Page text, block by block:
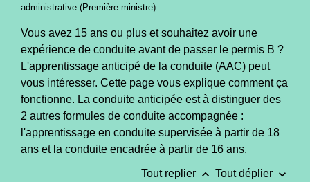
administrative (Première ministre)
Vous avez 15 ans ou plus et souhaitez avoir une
expérience de conduite avant de passer le permis B ?
L'apprentissage anticipé de la conduite (AAC) peut
vous intéresser. Cette page vous explique comment ça
fonctionne. La conduite anticipée est à distinguer des
2 autres formules de conduite accompagnée :
l'apprentissage en conduite supervisée à partir de 18
ans et la conduite encadrée à partir de 16 ans.
Tout replier keyboard_arrow_up Tout déplier keyboard_arrow_down